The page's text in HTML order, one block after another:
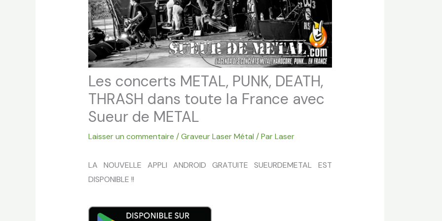
Les concerts METAL, PUNK, DEATH,
THRASH dans toute la France avec
Sueur de METAL
Laisser un commentaire /Graveur Laser Métal / ParLaser
LA NOUVELLE APPLI ANDROID GRATUITE SUEURDEMETAL EST
DISPONIBLE !!